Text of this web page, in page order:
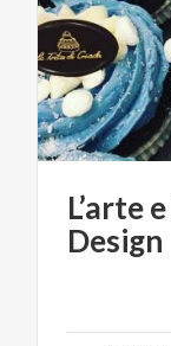
L’artee
Design